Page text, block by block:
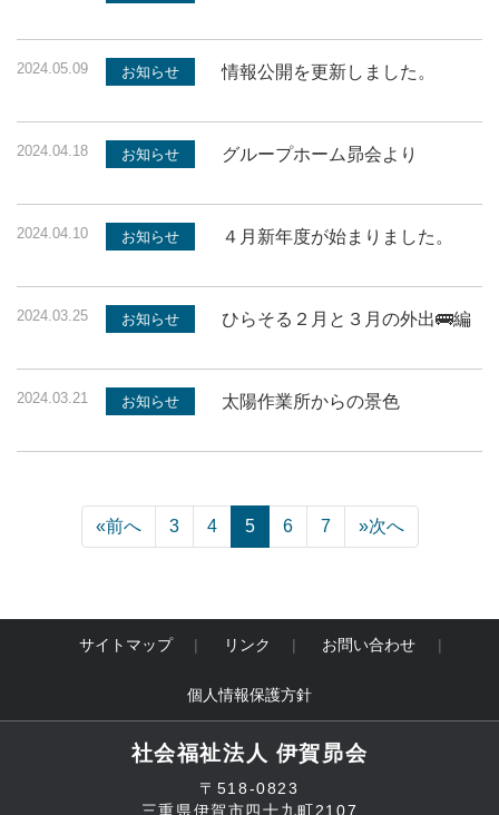
2024.05.09 お知らせ 情報公開を更新しました。
2024.04.18 お知らせ グループホーム昴会より
2024.04.10 お知らせ ４月新年度が始まりました。
2024.03.25 お知らせ ひらそる２月と３月の外出🚌編
2024.03.21 お知らせ 太陽作業所からの景色
«前へ 3 4 5 6 7 »次へ
サイトマップ リンク お問い合わせ
個人情報保護方針
社会福祉法人 伊賀昴会
〒518-0823
三重県伊賀市四十九町2107